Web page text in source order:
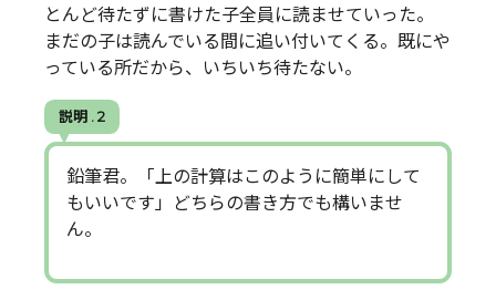
とんど待たずに書けた子全員に読ませていった。
まだの子は読んでいる間に追い付いてくる。既にや
っている所だから、いちいち待たない。
説明 . 2
鉛筆君。「上の計算はこのように簡単にして
もいいです」どちらの書き方でも構いませ
ん。